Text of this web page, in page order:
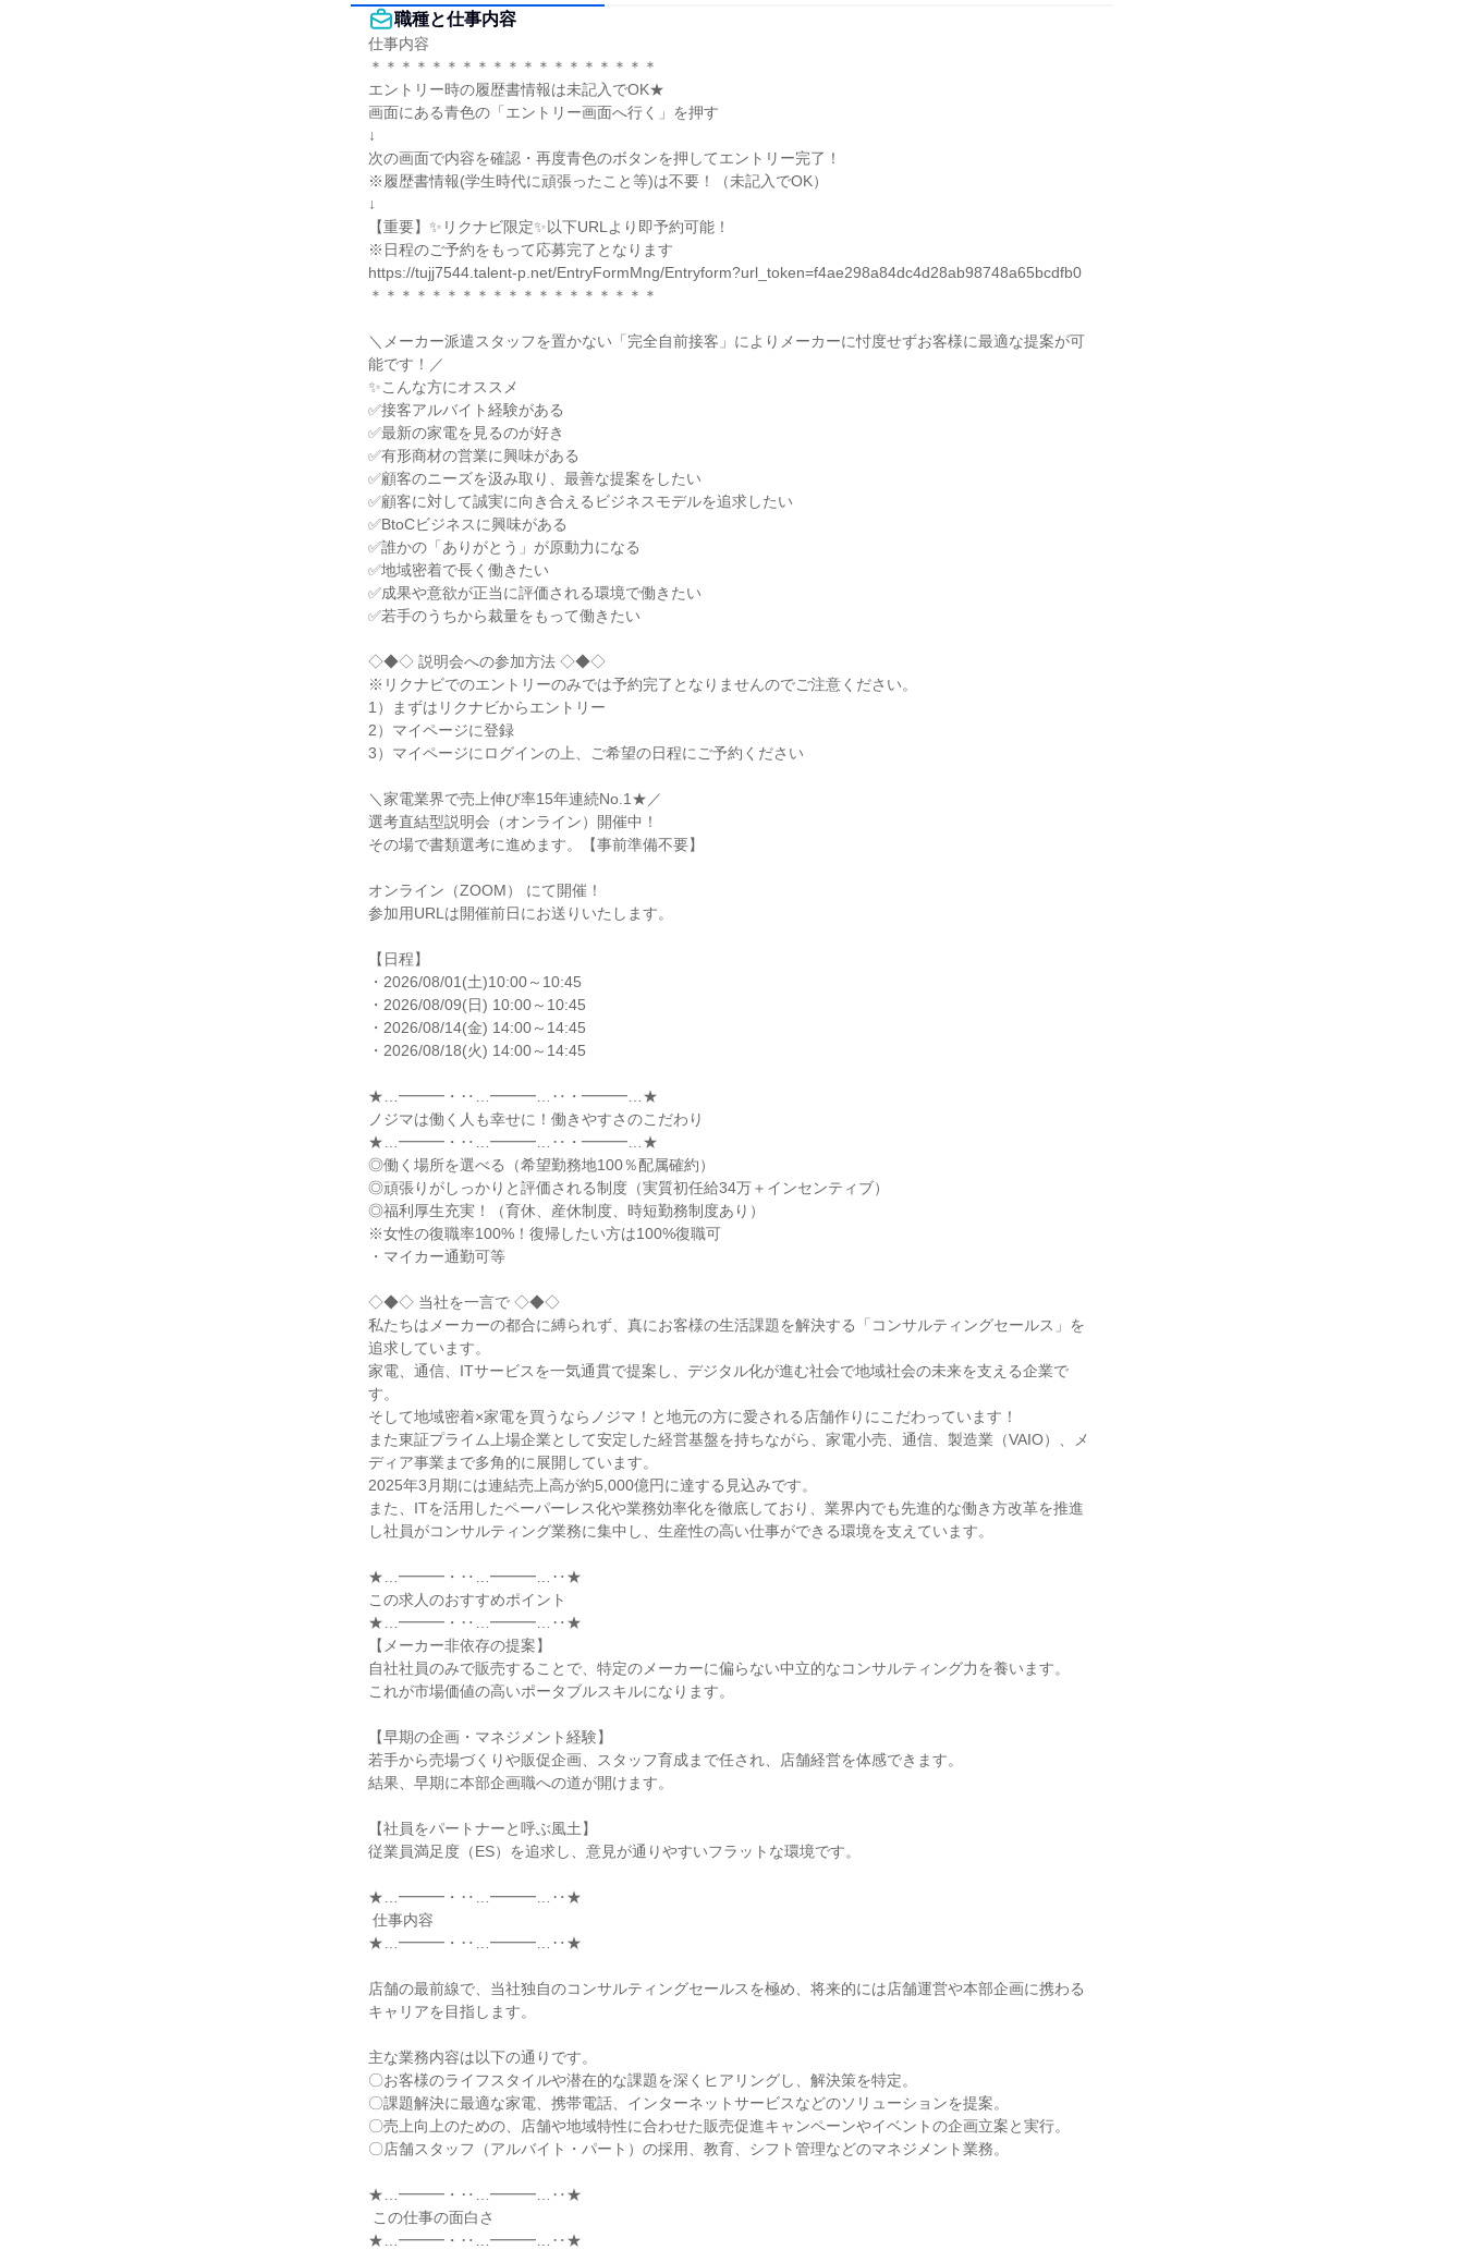
職種と仕事内容
仕事内容
＊＊＊＊＊＊＊＊＊＊＊＊＊＊＊＊＊＊＊
エントリー時の履歴書情報は未記入でOK★
画面にある青色の「エントリー画面へ行く」を押す
↓
次の画面で内容を確認・再度青色のボタンを押してエントリー完了！
※履歴書情報(学生時代に頑張ったこと等)は不要！（未記入でOK）
↓
【重要】✨リクナビ限定✨以下URLより即予約可能！
※日程のご予約をもって応募完了となります
https://tujj7544.talent-p.net/EntryFormMng/Entryform?url_token=f4ae298a84dc4d28ab98748a65bcdfb0
＊＊＊＊＊＊＊＊＊＊＊＊＊＊＊＊＊＊＊
＼メーカー派遣スタッフを置かない「完全自前接客」によりメーカーに忖度せずお客様に最適な提案が可
能です！／
✨こんな方にオススメ
✅接客アルバイト経験がある
✅最新の家電を見るのが好き
✅有形商材の営業に興味がある
✅顧客のニーズを汲み取り、最善な提案をしたい
✅顧客に対して誠実に向き合えるビジネスモデルを追求したい
✅BtoCビジネスに興味がある
✅誰かの「ありがとう」が原動力になる
✅地域密着で長く働きたい
✅成果や意欲が正当に評価される環境で働きたい
✅若手のうちから裁量をもって働きたい
◇◆◇ 説明会への参加方法 ◇◆◇
※リクナビでのエントリーのみでは予約完了となりませんのでご注意ください。
1）まずはリクナビからエントリー
2）マイページに登録
3）マイページにログインの上、ご希望の日程にご予約ください
＼家電業界で売上伸び率15年連続No.1★／
選考直結型説明会（オンライン）開催中！
その場で書類選考に進めます。【事前準備不要】
オンライン（ZOOM） にて開催！
参加用URLは開催前日にお送りいたします。
【日程】
・2026/08/01(土)10:00～10:45
・2026/08/09(日) 10:00～10:45
・2026/08/14(金) 14:00～14:45
・2026/08/18(火) 14:00～14:45
★…━━━・‥…━━━…‥・━━━…★
ノジマは働く人も幸せに！働きやすさのこだわり
★…━━━・‥…━━━…‥・━━━…★
◎働く場所を選べる（希望勤務地100％配属確約）
◎頑張りがしっかりと評価される制度（実質初任給34万＋インセンティブ）
◎福利厚生充実！（育休、産休制度、時短勤務制度あり）
※女性の復職率100%！復帰したい方は100%復職可
・マイカー通勤可等
◇◆◇ 当社を一言で ◇◆◇
私たちはメーカーの都合に縛られず、真にお客様の生活課題を解決する「コンサルティングセールス」を
追求しています。
家電、通信、ITサービスを一気通貫で提案し、デジタル化が進む社会で地域社会の未来を支える企業で
す。
そして地域密着×家電を買うならノジマ！と地元の方に愛される店舗作りにこだわっています！
また東証プライム上場企業として安定した経営基盤を持ちながら、家電小売、通信、製造業（VAIO）、メ
ディア事業まで多角的に展開しています。
2025年3月期には連結売上高が約5,000億円に達する見込みです。
また、ITを活用したペーパーレス化や業務効率化を徹底しており、業界内でも先進的な働き方改革を推進
し社員がコンサルティング業務に集中し、生産性の高い仕事ができる環境を支えています。
★…━━━・‥…━━━…‥★
この求人のおすすめポイント
★…━━━・‥…━━━…‥★
【メーカー非依存の提案】
自社社員のみで販売することで、特定のメーカーに偏らない中立的なコンサルティング力を養います。
これが市場価値の高いポータブルスキルになります。
【早期の企画・マネジメント経験】
若手から売場づくりや販促企画、スタッフ育成まで任され、店舗経営を体感できます。
結果、早期に本部企画職への道が開けます。
【社員をパートナーと呼ぶ風土】
従業員満足度（ES）を追求し、意見が通りやすいフラットな環境です。
★…━━━・‥…━━━…‥★
★…━━━・‥…━━━…‥★
店舗の最前線で、当社独自のコンサルティングセールスを極め、将来的には店舗運営や本部企画に携わる
キャリアを目指します。
主な業務内容は以下の通りです。
〇お客様のライフスタイルや潜在的な課題を深くヒアリングし、解決策を特定。
〇課題解決に最適な家電、携帯電話、インターネットサービスなどのソリューションを提案。
〇売上向上のための、店舗や地域特性に合わせた販売促進キャンペーンやイベントの企画立案と実行。
〇店舗スタッフ（アルバイト・パート）の採用、教育、シフト管理などのマネジメント業務。
★…━━━・‥…━━━…‥★
★…━━━・‥…━━━…‥★